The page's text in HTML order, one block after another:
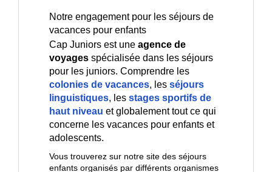
Notre engagement pour les séjours de
vacances pour enfants
Cap Juniors est une agence de
voyages spécialisée dans les séjours
pour les juniors. Comprendre les
colonies de vacances, les séjours
linguistiques, les stages sportifs de
haut niveau et globalement tout ce qui
concerne les vacances pour enfants et
adolescents.
Vous trouverez sur notre site des séjours
enfants organisés par différents organismes